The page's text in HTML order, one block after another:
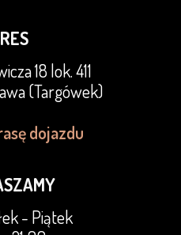
18 lok. 411
(Targówek)
dojazdu
- Piątek